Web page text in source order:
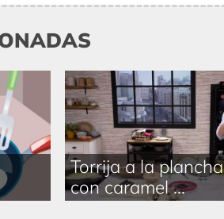
Torrija a la plancha
con caramel ...